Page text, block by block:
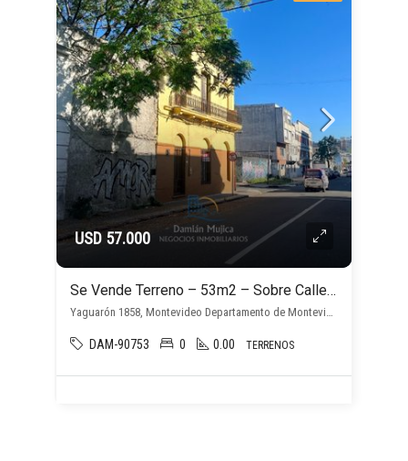
USD 57.000
Se Vende Terreno – 53m2 – Sobre Calle Yaguaron
Yaguarón 1858, Montevideo Departamento de Montevideo, Uruguay Duplicado, , Centro
DAM-90753 0 0.00 TERRENOS